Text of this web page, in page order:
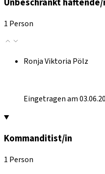
1 Person
Ronja Viktoria Pölz
Eingetragen am
Kommanditist/in
1 Person